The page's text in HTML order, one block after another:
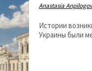
Anastasia
Истории
Украины были